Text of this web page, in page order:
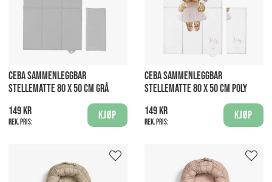
CEBA SAMMENLEGGBAR
STELLEMATTE 80 X 50 CM GRÅ
149 kr
Rek. pris:
Kjøp
CEBA SAMMENLEGGBAR
STELLEMATTE 80 X 50 CM POLY
149 kr
Rek. pris:
Kjøp